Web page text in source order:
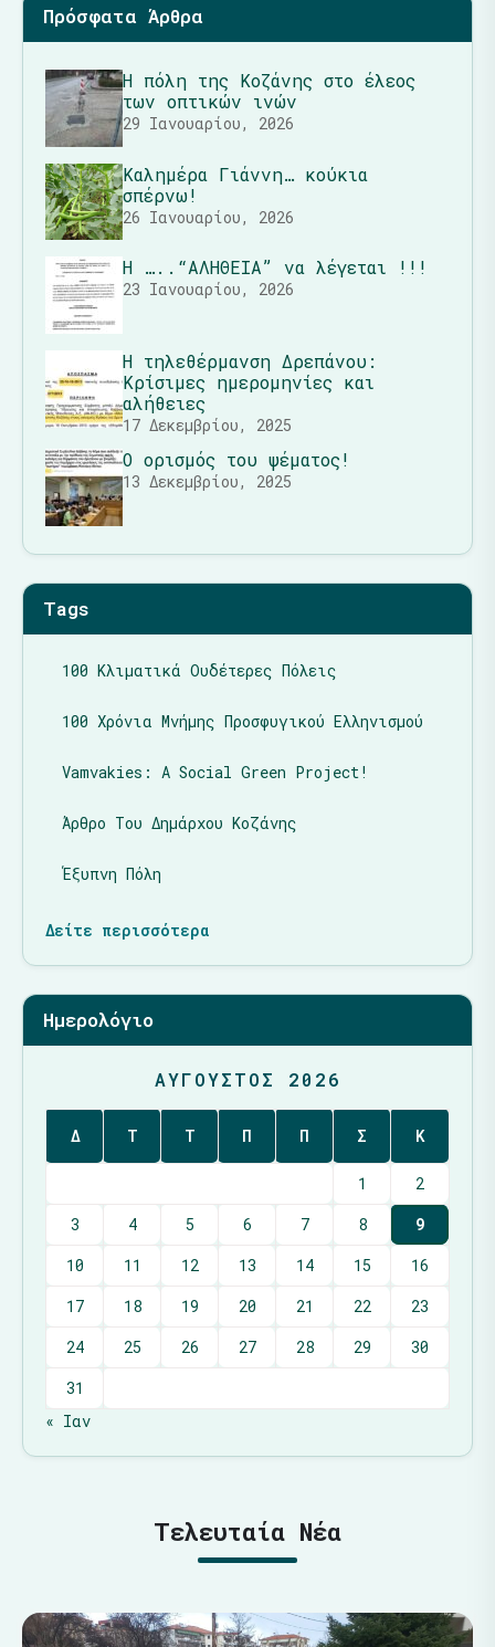
Πρόσφατα Άρθρα
Η πόλη της Κοζάνης στο έλεος
των οπτικών ινών
29 Ιανουαρίου, 2026
Καλημέρα Γιάννη… κούκια
σπέρνω!
26 Ιανουαρίου, 2026
Η …..“ΑΛΗΘΕΙΑ” να λέγεται !!!
23 Ιανουαρίου, 2026
Η τηλεθέρμανση Δρεπάνου:
Κρίσιμες ημερομηνίες και
αλήθειες
17 Δεκεμβρίου, 2025
Ο ορισμός του ψέματος!
13 Δεκεμβρίου, 2025
Tags
100 Κλιματικά Ουδέτερες Πόλεις
100 Χρόνια Μνήμης Προσφυγικού Ελληνισμού
Vamvakies: A Social Green Project!
Άρθρο Του Δημάρχου Κοζάνης
Έξυπνη Πόλη
Δείτε περισσότερα
Ημερολόγιο
ΑΎΓΟΥΣΤΟΣ 2026
Δ Τ Τ Π Π Σ Κ
1
2
3
4 5 6 7 8
9
10
11 12 13 14 15
16
17
18 19 20 21 22
23
24
25 26 27 28 29
30
31
« Ιαν
Τελευταία Νέα